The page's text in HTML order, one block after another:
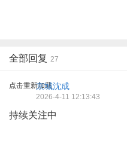
全部回复 27
点击重新加载京城沈成
2026-4-11 12:13:43
持续关注中